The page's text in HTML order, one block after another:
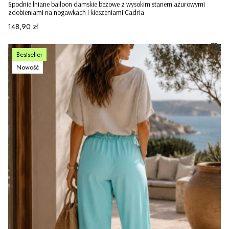
Spodnie lniane balloon damskie beżowe z wysokim stanem ażurowymi
zdobieniami na nogawkach i kieszeniami Cadria
Cena
148,90 zł
Bestseller
Nowość